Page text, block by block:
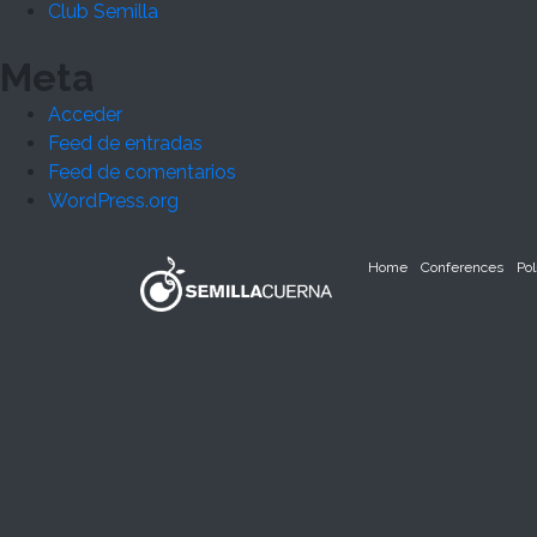
Club Semilla
Meta
Acceder
Feed de entradas
Feed de comentarios
WordPress.org
Home Conferences